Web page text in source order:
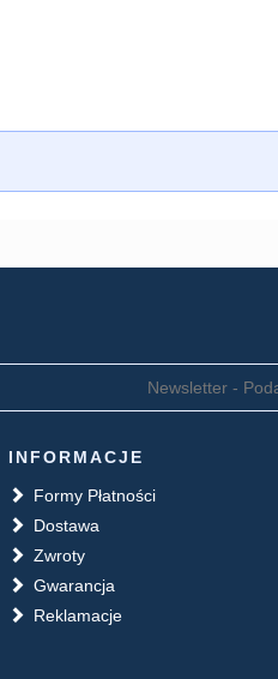
INFORMACJE
Formy Płatności
Dostawa
Zwroty
Gwarancja
Reklamacje